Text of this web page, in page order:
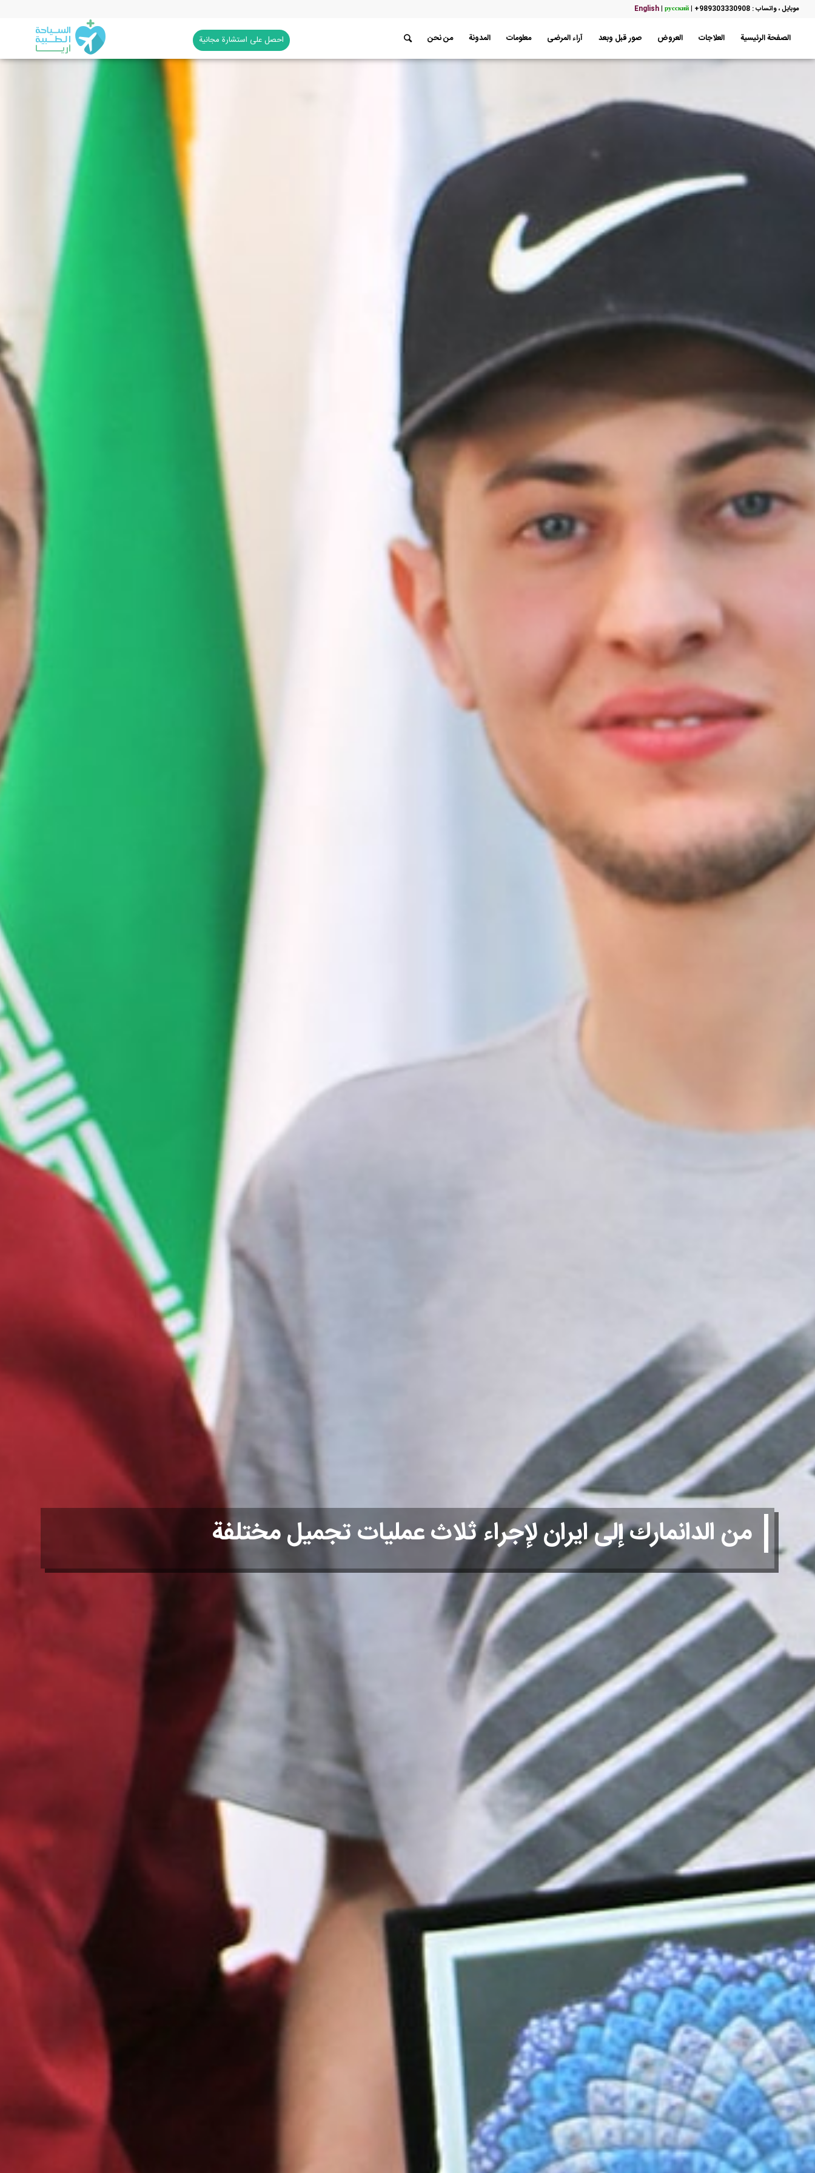
موبایل ، واتساب : 989303330908+ |
English|русский
الصفحة الرئيسية العلاجات العروض صور قبل وبعد آراء المرضى معلومات المدونة من نحن احصل على استشارة مجانية
من الدانمارك إلى ايران لإجراء ثلاث عمليات تجميل مختلفة